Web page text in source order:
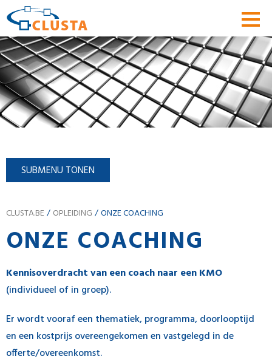
SUBMENU TONEN
CLUSTA.BE OPLEIDING ONZE COACHING
ONZE COACHING
Kennisoverdracht van een coach naar een KMO
(individueel of in groep).
Er wordt vooraf een thematiek, programma, doorlooptijd
en een kostprijs overeengekomen en vastgelegd in de
offerte/overeenkomst.